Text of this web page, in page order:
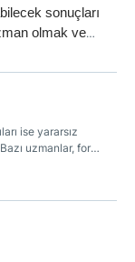
sonuçları
olmak ve
günlerini
kişi
ise yararsız
uzmanlar, forex
kadar yüksekse
için
tek bir